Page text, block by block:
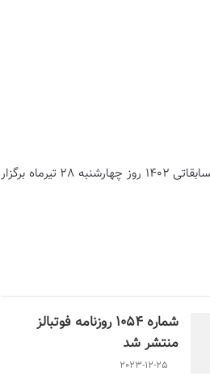
در فصل مسابقاتی ۱۴۰۲ روز چهارشنبه 28 تیرماه برگزار
شماره 1054 روزنامه فوتبالز
منتشر شد
2023-12-25